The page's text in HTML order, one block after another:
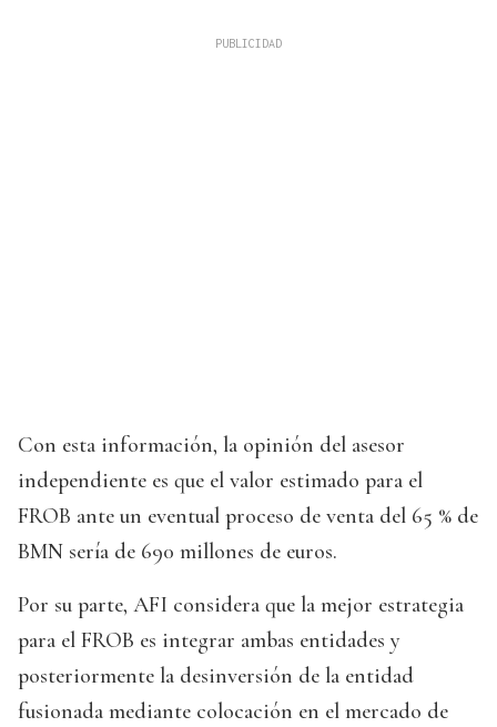
Con esta información, la opinión del asesor
independiente es que el valor estimado para el
FROB ante un eventual proceso de venta del 65 % de
BMN sería de 690 millones de euros.
Por su parte, AFI considera que la mejor estrategia
para el FROB es integrar ambas entidades y
posteriormente la desinversión de la entidad
fusionada mediante colocación en el mercado de